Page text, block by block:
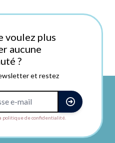
voulez plus
aucune
?
et restez
politique de confidentialité.